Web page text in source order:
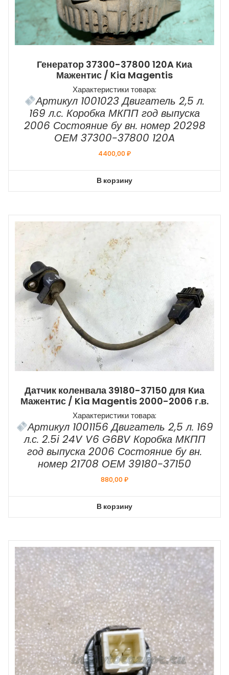
Генератор 37300-37800 120A Киа
Мажентис / Kia Magentis
Характеристики товара:
Артикул 1001023 Двигатель 2,5 л.
169 л.с. Коробка МКПП год выпуска
2006 Состояние бу вн. номер 20298
ОЕМ 37300-37800 120A
4400,00₽
В корзину
Датчик коленвала 39180-37150 для Киа
Мажентис / Kia Magentis 2000-2006 г.в.
Характеристики товара:
Артикул 1001156 Двигатель 2,5 л. 169
л.с. 2.5i 24V V6 G6BV Коробка МКПП
год выпуска 2006 Состояние бу вн.
номер 21708 ОЕМ 39180-37150
880,00₽
В корзину